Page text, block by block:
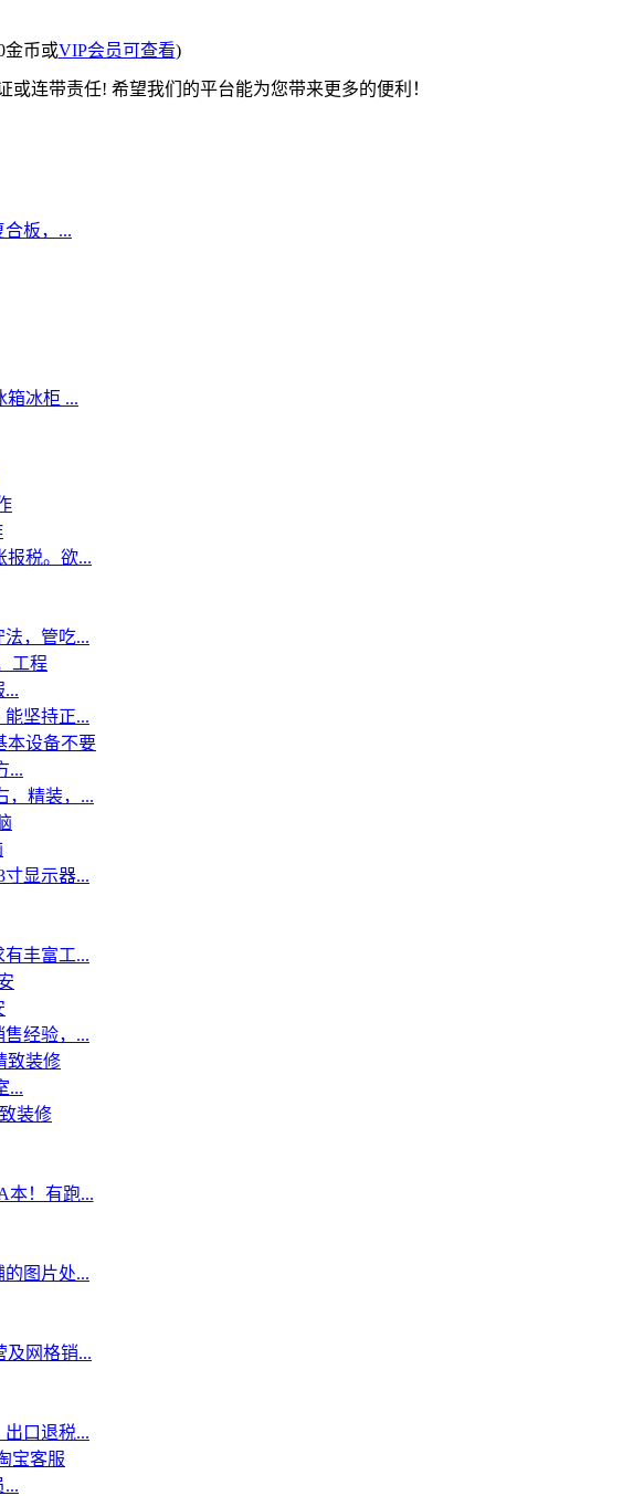
金币或VIP会员可查看)
连带责任! 希望我们的平台能为您带来更多的便利！
板，...
箱冰柜 ...
报税。欲...
，管吃...
...
坚持正...
...
，精装，...
寸显示器...
丰富工...
经验，...
...
装修
本！有跑...
图片处...
及网格销...
口退税...
...